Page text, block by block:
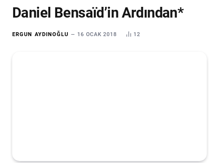
Daniel Bensaïd’in Ardından*
ERGUN AYDINOĞLU 16 OCAK 2018 12